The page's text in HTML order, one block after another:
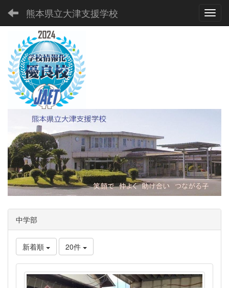
熊本県立大津支援学校
中学部
新着順 20件